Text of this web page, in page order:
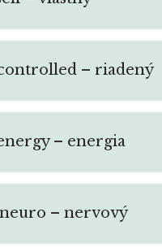
– riadený
– energia
– nervový